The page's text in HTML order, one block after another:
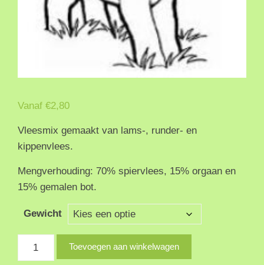
Vanaf €2,80
Vleesmix gemaakt van lams-, runder- en
kippenvlees.
Mengverhouding: 70% spiervlees, 15% orgaan en
15% gemalen bot.
Gewicht
Tammenga
Lam/rund/kip
Toevoegen aan winkelwagen